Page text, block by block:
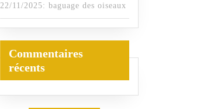
22/11/2025: baguage des oiseaux
Commentaires
récents